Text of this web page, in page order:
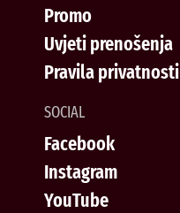
Promo
Uvjeti prenošenja
Pravila privatnosti
SOCIAL
Facebook
Instagram
YouTube